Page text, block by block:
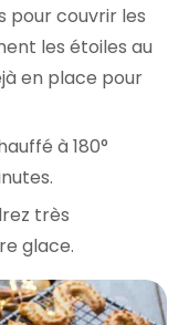
pour couvrir les
les étoiles au
en place pour
à 180°
très
glace.